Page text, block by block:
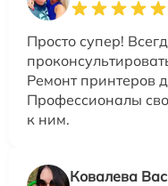
Просто супер!
Ремонт принтеров
Профессионалы
к ним.
Ковалева